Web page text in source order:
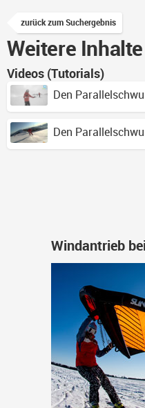
zurück zum Suchergebnis
Weitere Inhalte
Videos (Tutorials)
Den
Den
Windantrieb